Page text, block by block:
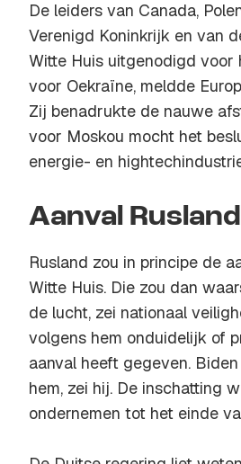
De leiders van Canada,
Verenigd Koninkrijk en van
Witte Huis uitgenodigd voor
voor Oekraïne, meldde
Zij benadrukte de nauwe
voor Moskou mocht het
energie- en
Aanval Rusland
Rusland zou in principe de
Witte Huis. Die zou dan
de lucht, zei nationaal
volgens hem onduidelijk of
aanval heeft gegeven.
hem, zei hij. De inschatting
ondernemen tot het einde